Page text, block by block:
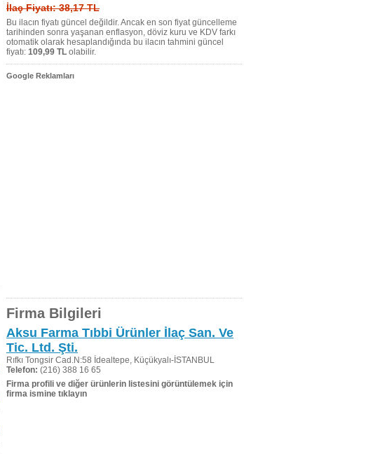
İlaç Fiyatı: 38,17 TL
Bu ilacın fiyatı güncel değildir. Ancak en son fiyat güncelleme
tarihinden sonra yaşanan enflasyon, döviz kuru ve KDV farkı
otomatik olarak hesaplandığında bu ilacın tahmini güncel
fiyatı: 109,99 TL olabilir.
Google Reklamları
Firma Bilgileri
Aksu Farma Tıbbi Ürünler İlaç San. Ve
Tic. Ltd. Şti.
Rıfkı Tongsir Cad.N:58 İdealtepe, Küçükyalı-İSTANBUL
Telefon: (216) 388 16 65
Firma profili ve diğer ürünlerin listesini görüntülemek için
firma ismine tıklayın